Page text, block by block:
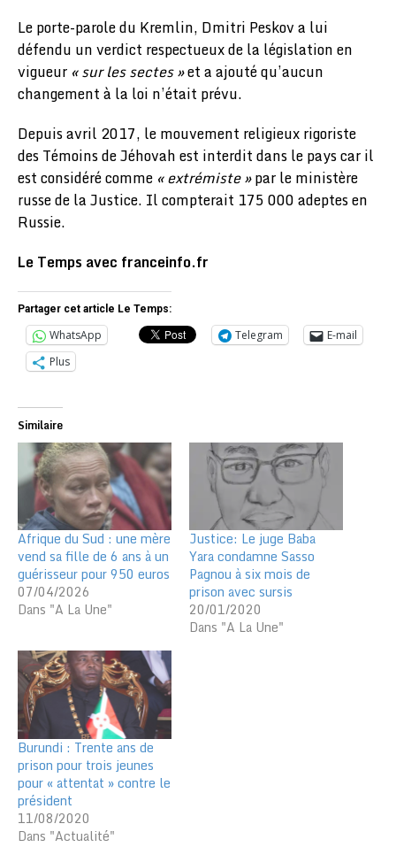
Le porte-parole du Kremlin, Dmitri Peskov a lui
défendu un verdict respectueux de la législation en
vigueur « sur les sectes »et a ajouté qu’aucun
changement à la loi n’était prévu.
Depuis avril 2017, le mouvement religieux rigoriste
des Témoins de Jéhovah est interdit dans le pays car il
est considéré comme « extrémiste »par le ministère
russe de la Justice. Il compterait 175 000 adeptes en
Russie.
Le Temps avec franceinfo.fr
Partager cet article Le Temps:
WhatsApp Telegram
E-mail
Plus
Similaire
Afrique du Sud : une mère
vend sa fille de 6 ans à un
guérisseur pour 950 euros
07/04/2026
Dans "A La Une"
Justice: Le juge Baba
Yara condamne Sasso
Pagnou à six mois de
prison avec sursis
20/01/2020
Dans "A La Une"
Burundi : Trente ans de
prison pour trois jeunes
pour « attentat » contre le
président
11/08/2020
Dans "Actualité"